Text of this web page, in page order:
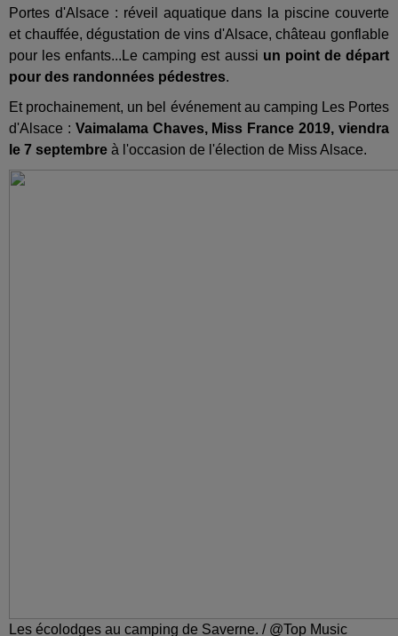
Portes d'Alsace : réveil aquatique dans la piscine couverte
et chauffée, dégustation de vins d'Alsace, château gonflable
pour les enfants...Le camping est aussi un point de départ
pour des randonnées pédestres.
Et prochainement, un bel événement au camping Les Portes
d'Alsace : Vaimalama Chaves, Miss France 2019, viendra
le 7 septembre à l'occasion de l'élection de Miss Alsace.
Les écolodges au camping de Saverne. / @Top Music